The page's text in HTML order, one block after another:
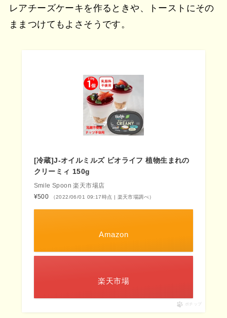
レアチーズケーキを作るときや、トーストにその
ままつけてもよさそうです。
[冷蔵]J-オイルミルズ ビオライフ 植物生まれの
クリーミィ 150g
Smile Spoon 楽天市場店
¥500
（2022/06/01 09:17時点 | 楽天市場調べ）
Amazon
楽天市場
ポチップ